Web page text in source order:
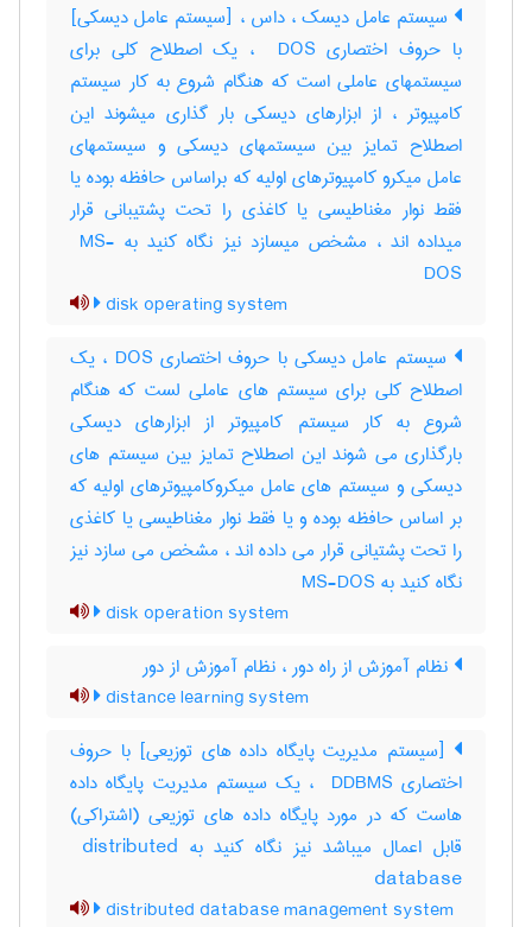
سیستم عامل دیسک ، داس ، [سیستم عامل دیسکی]
با حروف اختصاری ‎ DOS ، یک اصطلاح کلی برای
سیستمهای عاملی است که هنگام شروع به کار سیستم
کامپیوتر ، از ابزارهای دیسکی بار گذاری میشوند این
اصطلاح تمایز بین سیستمهای دیسکی و سیستمهای
عامل میکرو کامپیوترهای اولیه که براساس حافظه بوده یا
فقط نوار مغناطیسی یا کاغذی را تحت پشتیبانی قرار
میداده اند ، مشخص میسازد نیز نگاه کنید به ‎ MS-
DOS
disk operating system
سیستم عامل دیسکی با حروف اختصاری DOS ، یک
اصطلاح کلی برای سیستم های عاملی لست که هنگام
شروع به کار سیستم کامپیوتر از ابزارهای دیسکی
بارگذاری می شوند این اصطلاح تمایز بین سیستم های
دیسکی و سیستم های عامل میکروکامپیوترهای اولیه که
بر اساس حافظه بوده و یا فقط نوار مغناطیسی یا کاغذی
را تحت پشتیانی قرار می داده اند ، مشخص می سازد نیز
نگاه کنید به MS-DOS
disk operation system
نظام آموزش از راه دور ، نظام آموزش از دور
distance learning system
[سیستم مدیریت پایگاه داده های توزیعی] با حروف
اختصاری ‎ DDBMS ، یک سیستم مدیریت پایگاه داده
هاست که در مورد پایگاه داده های توزیعی (اشتراکی)
قابل اعمال میباشد نیز نگاه کنید به ‎ distributed
database
distributed database management system